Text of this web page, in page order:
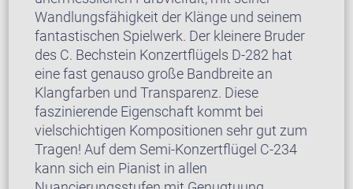
Wandlungsfähigkeit der Klänge und seinem
fantastischen Spielwerk. Der kleinere Bruder
des C. Bechstein Konzertflügels D-282 hat
eine fast genauso große Bandbreite an
Klangfarben und Transparenz. Diese
faszinierende Eigenschaft kommt bei
vielschichtigen Kompositionen sehr gut zum
Tragen! Auf dem Semi-Konzertflügel C-234
kann sich ein Pianist in allen